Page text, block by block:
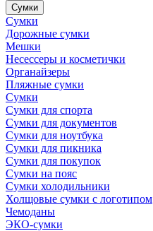
Сумки
Сумки
Дорожные сумки
Мешки
Несессеры и косметички
Органайзеры
Пляжные сумки
Сумки
Сумки для спорта
Сумки для документов
Сумки для ноутбука
Сумки для пикника
Сумки для покупок
Сумки на пояс
Сумки холодильники
Холщовые сумки с логотипом
Чемоданы
ЭКО-сумки